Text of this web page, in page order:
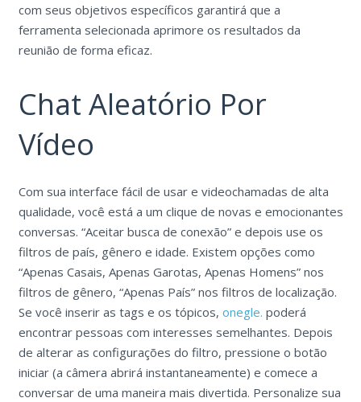
com seus objetivos específicos garantirá que a
ferramenta selecionada aprimore os resultados da
reunião de forma eficaz.
Chat Aleatório Por
Vídeo
Com sua interface fácil de usar e videochamadas de alta
qualidade, você está a um clique de novas e emocionantes
conversas. “Aceitar busca de conexão” e depois use os
filtros de país, gênero e idade. Existem opções como
“Apenas Casais, Apenas Garotas, Apenas Homens” nos
filtros de gênero, “Apenas País” nos filtros de localização.
Se você inserir as tags e os tópicos, onegle. poderá
encontrar pessoas com interesses semelhantes. Depois
de alterar as configurações do filtro, pressione o botão
iniciar (a câmera abrirá instantaneamente) e comece a
conversar de uma maneira mais divertida. Personalize sua